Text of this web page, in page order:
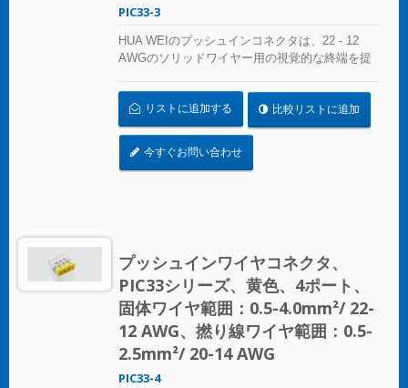
PIC33-3
HUA WEIのプッシュインコネクタは、22 - 12
AWGのソリッドワイヤー用の視覚的な終端を提
定は簡単で、コンパクトなサイズは狭いスペー
スにシームレスにフィットします。照明設置、
プレファブリケート配線システム、分岐回路配
線など、さまざまな用途に最適です。 複雑なね
じれにさよならを告げましょう – コンパクトで
う – HUA WEIのプッシュインワイヤコネクタを
選んでください。 UL 486Cの基準に準拠してく
ださい。
リストに追加する 比較リストに追加
今すぐお問い合わせ
プッシュインワイヤコネクタ、
PIC33シリーズ、黄色、4ポート、
固体ワイヤ範囲：0.5-4.0mm²/ 22-
12 AWG、撚り線ワイヤ範囲：0.5-
2.5mm²/ 20-14 AWG
PIC33-4